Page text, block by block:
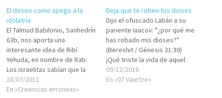
El deseo como apego a la
idolatría
El Talmud Babilonio, Sanhedrín
63b, nos aporta una
interesante idea de Ribí
Yehuda, en nombre de Rab:
Los israelitas sabían que la
idolatría no tenía ninguna
realidad, ellos sirvieron a los
18/07/2011
En «Creencias erroneas»
Deja que te roben tus dioses
Dijo el ofuscado Labán a su
pariente Iaacov: "¿por qué me
has robado mis dioses?"
(Bereshit / Génesis 31:30)
¡Qué triste la vida de aquel
que pone su confianza y “fe”
en los dioses! Porque todos,
09/12/2016
En «07 Vaietze»